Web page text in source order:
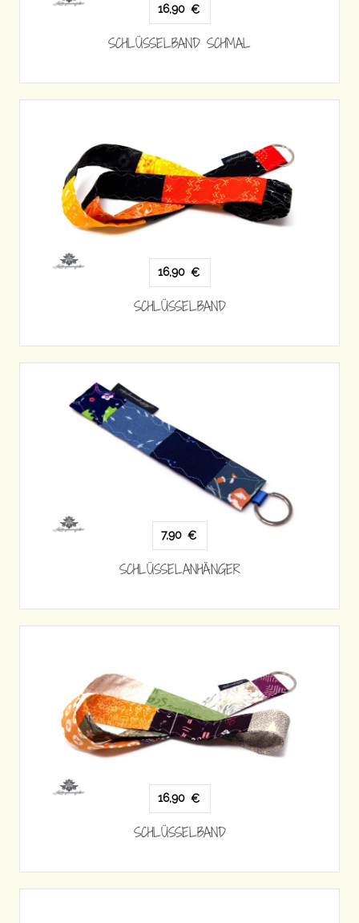
16,90 €
SCHLÜSSELBAND SCHMAL
16,90 €
SCHLÜSSELBAND
7,90 €
SCHLÜSSELANHÄNGER
16,90 €
SCHLÜSSELBAND